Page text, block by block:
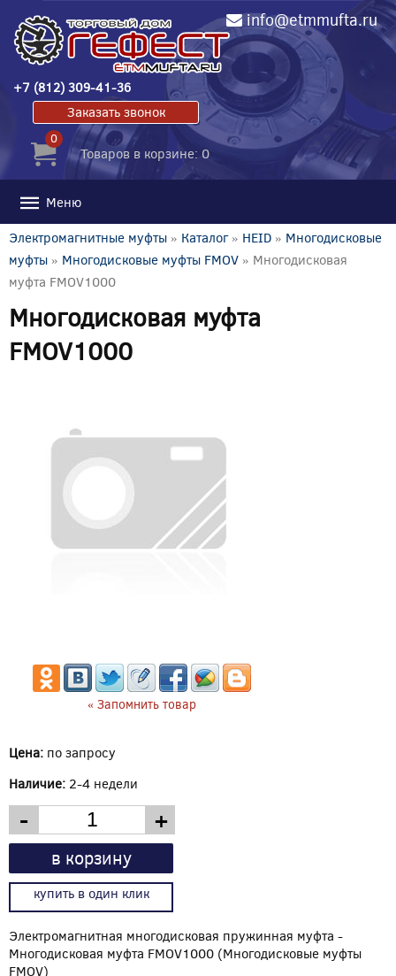
info@etmmufta.ru
+7 (812) 309-41-36
Заказать звонок
0
Товаров в корзине: 0
Меню
Электромагнитные муфты » Каталог» HEID » Многодисковые
муфты » Многодисковые муфты FMOV » Многодисковая
муфта FMOV1000
Многодисковая муфта
FMOV1000
« Запомнить товар
Цена: по запросу
Наличие: 2-4 недели
- +
в корзину
купить в один клик
Электромагнитная многодисковая пружинная муфта -
Многодисковая муфта FMOV1000 (Многодисковые муфты
FMOV)